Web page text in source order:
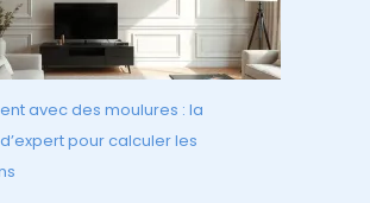
avec des moulures : la
pour calculer les